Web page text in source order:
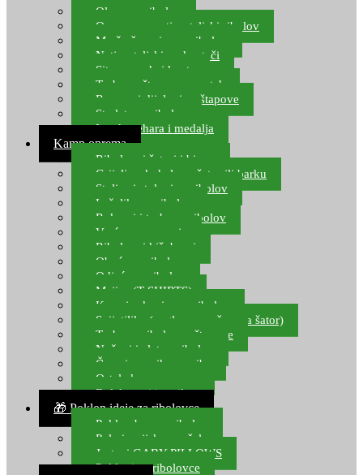
Olovo za ribolov
Oprema za natjecateljski ribolov
Mreže čuvarice za ribolov
Natjecateljski podmetači
Sito, posude i kante
Torbe za štapove – match
Rezervni dijelovi za štapove
Starlete za ribolov
Izrada pehara i medalja
Kamp oprema
Ribolovni šatori i bivvy
Grijalice, kuhala za šator ili barku
Stolice i stolovi za ribolov
Ležaljke za ribolov
Ruksaci i torbe za ribolov
Vreće za spavanje
Ribolovni kišobrani
Obuća za ribolov
Odjeća za ribolov
Majice (T-SHIRTS)
Kape i rukavice za ribolov
Svijetiljke (naglavne, ručne, za šator)
Torbe za ribolovne štapove
Noževi i alat za ribolov
Čamci za prihranu ribe
Ostala kamp oprema
Dalekozori i optika
🎁 Poklon ideje za ribolovce
Poklon bon za ribolov
Polarizacijske naočale
Jastuci GABY PILLOWS
Pokloni za ribolovce